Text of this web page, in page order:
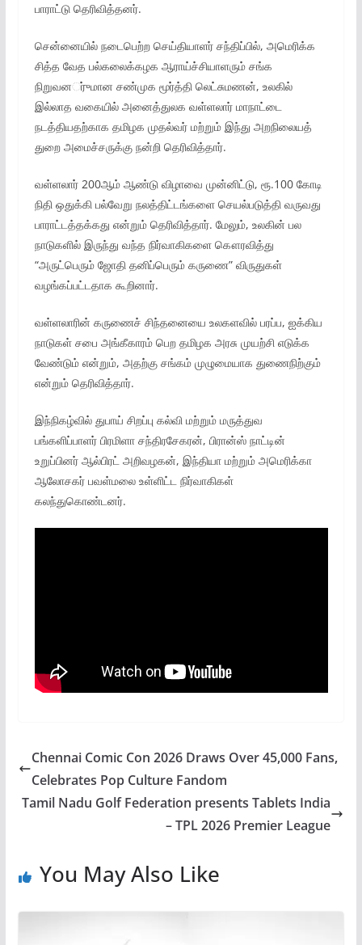
பாராட்டு தெரிவித்தனர்.
சென்னையில் நடைபெற்ற செய்தியாளர் சந்திப்பில், அமெரிக்க
சித்த வேத பல்கலைக்கழக ஆராய்ச்சியாளரும் சங்க
நிறுவனர்ுமான சண்முக மூர்த்தி லெட்சுமணன், உலகில்
இல்லாத வகையில் அனைத்துலக வள்ளலார் மாநாட்டை
நடத்தியதற்காக தமிழக முதல்வர் மற்றும் இந்து அறநிலையத்
துறை அமைச்சருக்கு நன்றி தெரிவித்தார்.
வள்ளலார் 200ஆம் ஆண்டு விழாவை முன்னிட்டு, ரூ.100 கோடி
நிதி ஒதுக்கி பல்வேறு நலத்திட்டங்களை செயல்படுத்தி வருவது
பாராட்டத்தக்கது என்றும் தெரிவித்தார். மேலும், உலகின் பல
நாடுகளில் இருந்து வந்த நிர்வாகிகளை கௌரவித்து
“அருட்பெரும் ஜோதி தனிப்பெரும் கருணை” விருதுகள்
வழங்கப்பட்டதாக கூறினார்.
வள்ளலாரின் கருணைச் சிந்தனையை உலகளவில் பரப்ப, ஐக்கிய
நாடுகள் சபை அங்கீகாரம் பெற தமிழக அரசு முயற்சி எடுக்க
வேண்டும் என்றும், அதற்கு சங்கம் முழுமையாக துணைநிற்கும்
என்றும் தெரிவித்தார்.
இந்நிகழ்வில் துபாய் சிறப்பு கல்வி மற்றும் மருத்துவ
பங்களிப்பாளர் பிரமிளா சந்திரசேகரன், பிரான்ஸ் நாட்டின்
உறுப்பினர் ஆல்பிரட் அறிவழகன், இந்தியா மற்றும் அமெரிக்கா
ஆலோசகர் பவள்மலை உள்ளிட்ட நிர்வாகிகள்
கலந்துகொண்டனர்.
Chennai Comic Con 2026 Draws Over 45,000 Fans,
Celebrates Pop Culture Fandom
Tamil Nadu Golf Federation presents Tablets India
– TPL 2026 Premier League
You May Also Like